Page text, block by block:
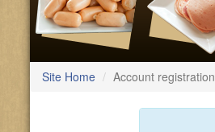
Site Home Account registration